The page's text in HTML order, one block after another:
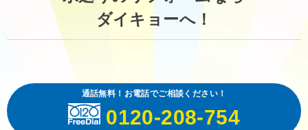
ダイキョーへ！
通話無料！お電話でご相談ください！
0120-208-754